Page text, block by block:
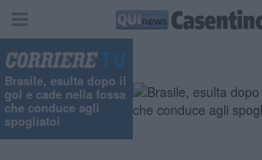
Brasile, esulta dopo il
gol e cade nella fossa
che conduce agli
spogliatoi